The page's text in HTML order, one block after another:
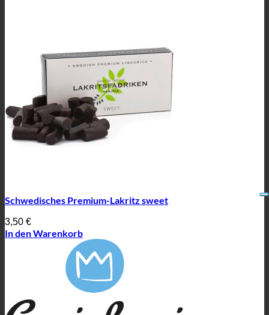
Schwedisches Premium-Lakritz sweet
3,50 €
In den Warenkorb